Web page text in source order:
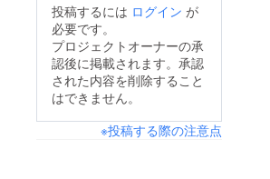
投稿するには ログイン が
必要です。
プロジェクトオーナーの承
認後に掲載されます。承認
された内容を削除すること
はできません。
※投稿する際の注意点